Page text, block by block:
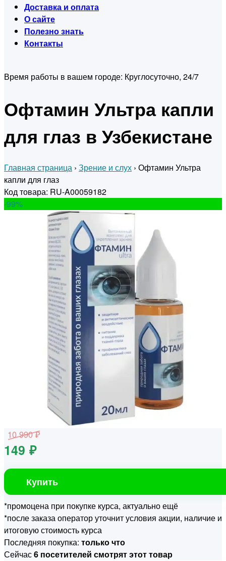
Доставка и оплата
О сайте
Полезно знать
Контакты
Время работы в вашем городе: Круглосуточно, 24/7
Офтамин Ультра капли
для глаз в Узбекистане
Главная страница › Зрение и слух › Офтамин Ультра
капли для глаз
Код товара: RU-A00059182
-99%
10 990 ₽
149 ₽
Купить
*промоцена при покупке курса, актуально ещё
*после заказа оператор уточнит условия акции, наличие и
итоговую стоимость курса
Последняя покупка: только что
Сейчас6 посетителей смотрят этот товар